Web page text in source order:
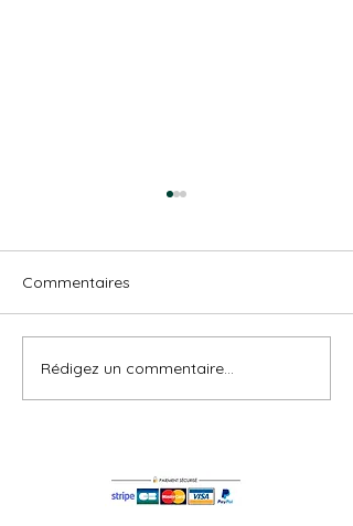
BIJOUX A HAUTE
VALEUR ÉMOTIONNELLE
Commentaires
Rédigez un commentaire...